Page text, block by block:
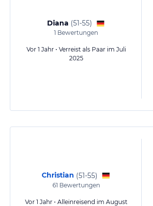
Diana (51-55)
1 Bewertungen
Vor 1 Jahr • Verreist als Paar im Juli
2025
Christian (51-55)
61 Bewertungen
Vor 1 Jahr • Alleinreisend im August